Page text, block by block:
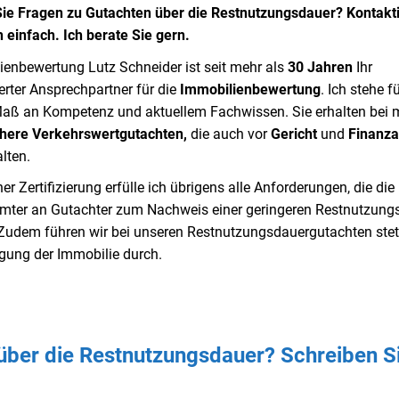
Fragen zu Gutachten über die Restnutzungsdauer?
einfach. Ich berate Sie gern.
Lutz Schneider ist seit mehr als 30 JahrenIhr
Ansprechpartner für die Immobilienbewertung. Ich stehe
an Kompetenz und aktuellem Fachwissen. Sie erhalten bei
Verkehrswertgutachten, die auch vorGerichtund
Zertifizierung erfülle ich übrigens alle Anforderungen, die die
an Gutachter zum Nachweis einer geringeren
führen wir bei unseren Restnutzungsdauergutachten
der Immobilie durch.
die Restnutzungsdauer? Schreiben